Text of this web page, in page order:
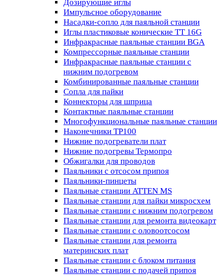
Дозирующие иглы
Импульсное оборудование
Насадки-сопло для паяльной станции
Иглы пластиковые конические TT 16G
Инфракрасные паяльные станции BGA
Компрессорные паяльные станции
Инфракрасные паяльные станции с
нижним подогревом
Комбинированные паяльные станции
Сопла для пайки
Коннекторы для шприца
Контактные паяльные станции
Многофункциональные паяльные станции
Наконечники TP100
Нижние подогреватели плат
Нижние подогревы Термопро
Обжигалки для проводов
Паяльники с отсосом припоя
Паяльники-пинцеты
Паяльные станции ATTEN MS
Паяльные станции для пайки микросхем
Паяльные станции с нижним подогревом
Паяльные станции для ремонта видеокарт
Паяльные станции с оловоотсосом
Паяльные станции для ремонта
материнских плат
Паяльные станции с блоком питания
Паяльные станции с подачей припоя